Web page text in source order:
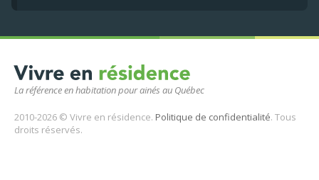
La référence en habitation pour ainés au Québec
2010-2026 © Vivre en résidence. Politique de confidentialité. Tous
droits réservés.